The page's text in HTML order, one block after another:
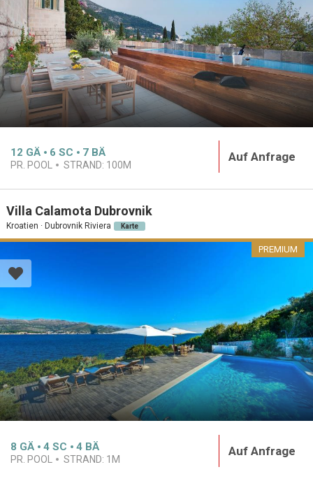
12 GÄ 6 SC 7 BÄ
PR. POOL STRAND: 100M
Auf Anfrage
Villa Calamota Dubrovnik
Kroatien · Dubrovnik Riviera Karte
PREMIUM
8 GÄ 4 SC 4 BÄ
PR. POOL STRAND: 1M
Auf Anfrage